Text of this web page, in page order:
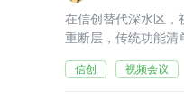
在信创替代深水区，
重断层，传统功能清
信创 视频会议